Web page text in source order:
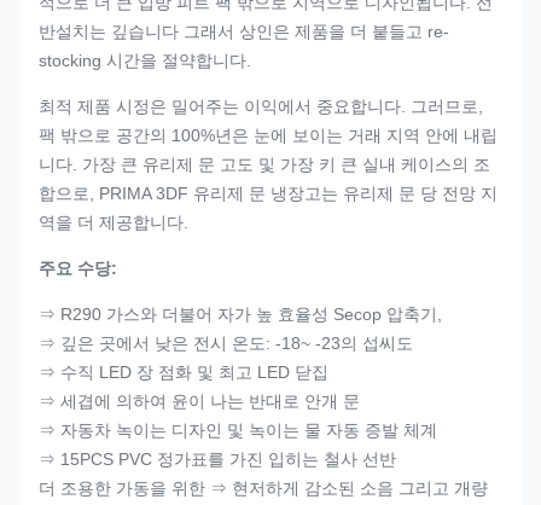
반설치는 깊습니다 그래서 상인은 제품을 더 붙들고 re-
stocking 시간을 절약합니다.
최적 제품 시정은 밀어주는 이익에서 중요합니다. 그러므로,
팩 밖으로 공간의 100%년은 눈에 보이는 거래 지역 안에 내립
니다. 가장 큰 유리제 문 고도 및 가장 키 큰 실내 케이스의 조
합으로, PRIMA 3DF 유리제 문 냉장고는 유리제 문 당 전망 지
역을 더 제공합니다.
주요 수당:
⇒ R290 가스와 더불어 자가 높 효율성 Secop 압축기,
⇒ 깊은 곳에서 낮은 전시 온도: -18~ -23의 섭씨도
⇒ 수직 LED 장 점화 및 최고 LED 닫집
⇒ 세겹에 의하여 윤이 나는 반대로 안개 문
⇒ 자동차 녹이는 디자인 및 녹이는 물 자동 증발 체계
⇒ 15PCS PVC 정가표를 가진 입히는 철사 선반
더 조용한 가동을 위한 ⇒ 현저하게 감소된 소음 그리고 개량